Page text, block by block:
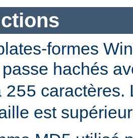
formes
passe hachés
255 caractères.
est